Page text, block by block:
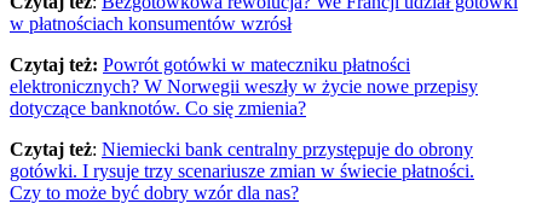
w płatnościach konsumentów wzrósł
Czytaj też: Powrót gotówki w mateczniku płatności
elektronicznych? W Norwegii weszły w życie nowe przepisy
dotyczące banknotów. Co się zmienia?
Czytaj też: Niemiecki bank centralny przystępuje do obrony
gotówki. I rysuje trzy scenariusze zmian w świecie płatności.
Czy to może być dobry wzór dla nas?